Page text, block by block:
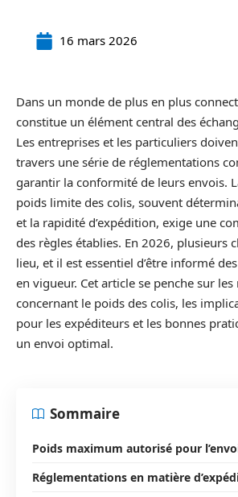
16 mars 2026
Dans un monde de plus en plus
constitue un élément central des
Les entreprises et les particuliers
travers une série de réglementations
garantir la conformité de leurs envois.
poids limite des colis, souvent
et la rapidité d’expédition, exige une
des règles établies. En 2026, plusieurs
lieu, et il est essentiel d’être informé
en vigueur. Cet article se penche sur
concernant le poids des colis, les
pour les expéditeurs et les bonnes
un envoi optimal.
Sommaire
Poids maximum autorisé pour
Réglementations en matière